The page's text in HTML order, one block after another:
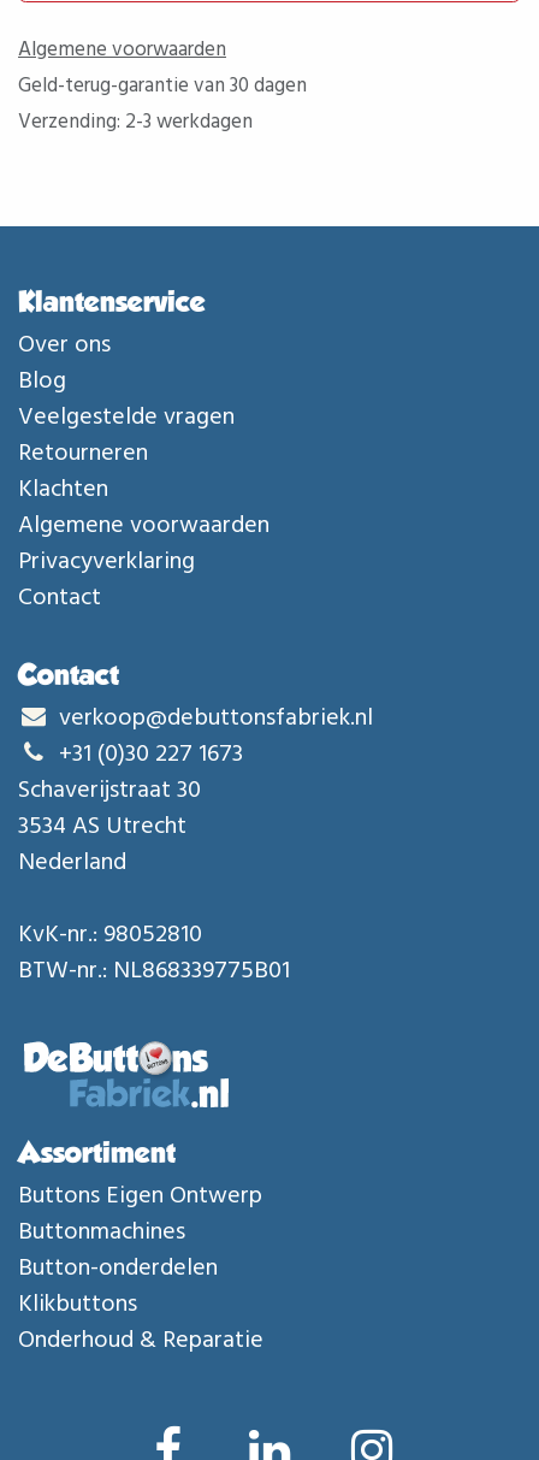
Algemene voorwaarden
Geld-terug-garantie van 30 dagen
Verzending: 2-3 werkdagen
Klantenservice
Over ons
Blog
Veelgestelde vragen
Retourneren
Klachten
Algemene voorwaarden
Privacyverklaring
Contact
Contact
verkoop@debuttonsfabriek.nl
+31 (0)30 227 1673
Schaverijstraat 30
3534 AS Utrecht
Nederland
KvK-nr.: 98052810
BTW-nr.: NL868339775B01
Assortiment
Buttons Eigen Ontwerp
Buttonmachines
Button-onderdelen
Klikbuttons
Onderhoud & Reparatie